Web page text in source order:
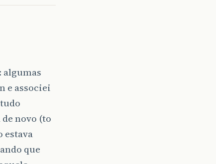
algumas
e associei
novo (to
estava
que